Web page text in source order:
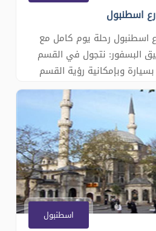
اسطنبول
اسطنبول رحلة يوم كامل مع
البسفور: نتجول في القسم
وبإمكانية رؤية القسم
حديقة أميرجان: هي
في إسطنبول ساحل طربيا:
نتوقف فيها لأخذ
ب
اسطنبول